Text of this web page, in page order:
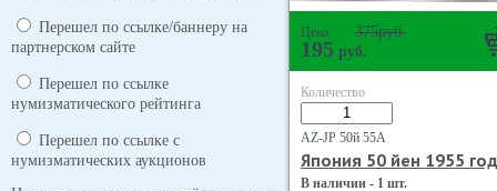
Перешел по ссылке/баннеру на
партнерском сайте
Перешел по ссылке
нумизматического рейтинга
Перешел по ссылке с
нумизматических аукционов
Цена 375руб.
195 руб.
Количество
AZ-JP 50й 55А
Япония 50 йен 1955 год
В наличии - 1 шт.